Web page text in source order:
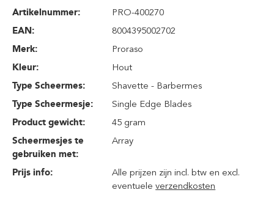
Artikelnummer:
PRO-400270
EAN:
8004395002702
Merk:
Proraso
Kleur:
Hout
Type Scheermes:
Shavette - Barbermes
Type Scheermesje:
Single Edge Blades
Product gewicht:
45 gram
Scheermesjes te
gebruiken met:
Array
Prijs info:
Alle prijzen zijn incl. btw en excl.
eventueleverzendkosten